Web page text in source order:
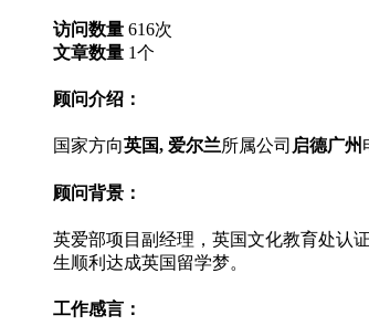
访问数量 616次
文章数量 1个
顾问介绍：
国家方向英国, 爱尔兰所属公司 启德广州
顾问背景：
英爱部项目副经理，英国文化教育处认
生顺利达成英国留学梦。
工作感言：